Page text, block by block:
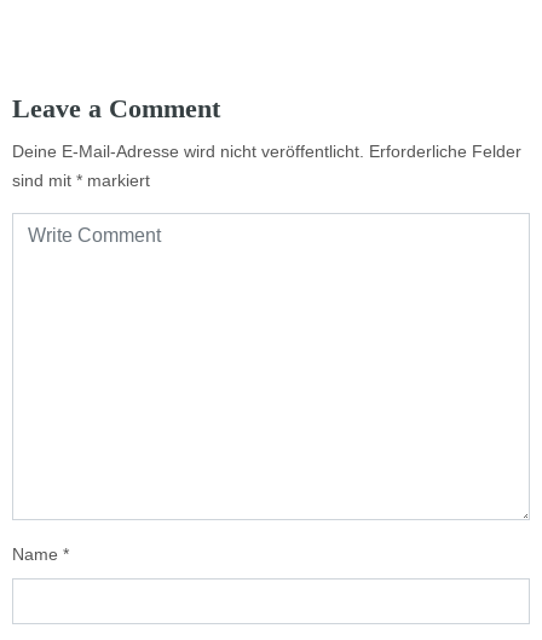
Leave a Comment
Deine E-Mail-Adresse wird nicht veröffentlicht. Erforderliche Felder
sind mit * markiert
Name *